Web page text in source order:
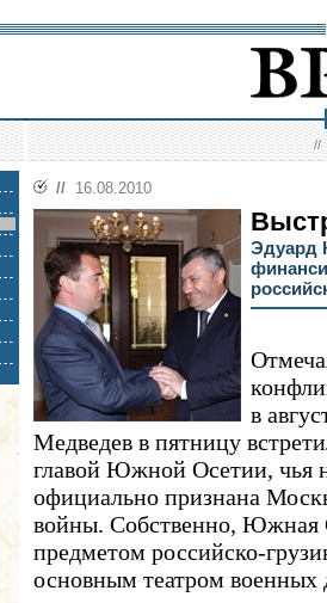
//
// 16.08.2010
Эдуард
в
Медведев в пятницу
главой Южной Осетии, чья
официально признана
войны. Собственно, Южная
предметом российско-
основным театром военных